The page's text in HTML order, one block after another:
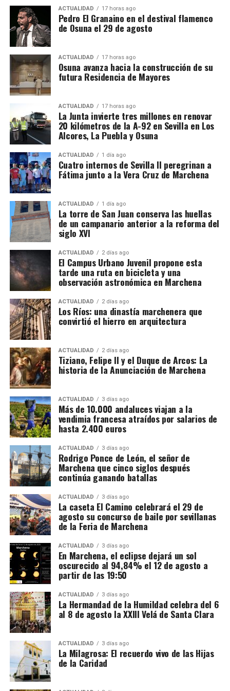
que no sería responsable atribuir nombres o
negocios concretos sin confirmación documental.
Alcalá de Guadaíra, Arahal y Paradas, así como en
otros sectores próximos a Morón y La Puebla de
Cazalla.
El Plan Extraordinario de Asfaltado contempla una
inversión global de 151,5 millones de euros en
Andalucía para intervenir en alrededor de 1.000
kilómetros pertenecientes a 137 carreteras
autonómicas. Para la provincia de Sevilla se
reservan 24 millones de euros destinados a
actuaciones en 43 carreteras.
En el conjunto de Andalucía está previsto actuar
sobre 126 kilómetros de la A-92 repartidos entre las
provincias de Sevilla, Málaga, Granada y Almería.
Las intervenciones incluyen además reparación de
baches y blandones, reposición de pavimentos,
mejora de capas inferiores del firme, repintado de
señalización horizontal y renovación de elementos
de seguridad y balizamiento.
ACTUALIDAD 17 horas ago
Pedro El Granaino en el destival flamenco
de Osuna el 29 de agosto
ACTUALIDAD 17 horas ago
Osuna avanza hacia la construcción de su
futura Residencia de Mayores
ACTUALIDAD 17 horas ago
La Junta invierte tres millones en renovar
20 kilómetros de la A-92 en Sevilla en Los
Alcores, La Puebla y Osuna
ACTUALIDAD 1 día ago
Cuatro internos de Sevilla II peregrinan a
Fátima junto a la Vera Cruz de Marchena
ACTUALIDAD 1 día ago
La torre de San Juan conserva las huellas
de un campanario anterior a la reforma del
siglo XVI
ACTUALIDAD 2 días ago
El Campus Urbano Juvenil propone esta
tarde una ruta en bicicleta y una
observación astronómica en Marchena
ACTUALIDAD 2 días ago
Los Ríos: una dinastía marchenera que
convirtió el hierro en arquitectura
ACTUALIDAD 2 días ago
Tiziano, Felipe II y el Duque de Arcos: La
historia de la Anunciación de Marchena
ACTUALIDAD 3 días ago
Más de 10.000 andaluces viajan a la
vendimia francesa atraídos por salarios de
hasta 2.400 euros
ACTUALIDAD 3 días ago
Rodrigo Ponce de León, el señor de
Marchena que cinco siglos después
continúa ganando batallas
ACTUALIDAD 3 días ago
La caseta El Camino celebrará el 29 de
agosto su concurso de baile por sevillanas
de la Feria de Marchena
ACTUALIDAD 3 días ago
En Marchena, el eclipse dejará un sol
oscurecido al 94,84% el 12 de agosto a
partir de las 19:50
ACTUALIDAD 3 días ago
La Hermandad de la Humildad celebra del 6
al 8 de agosto la XXIII Velá de Santa Clara
ACTUALIDAD 3 días ago
La Milagrosa: El recuerdo vivo de las Hijas
de la Caridad